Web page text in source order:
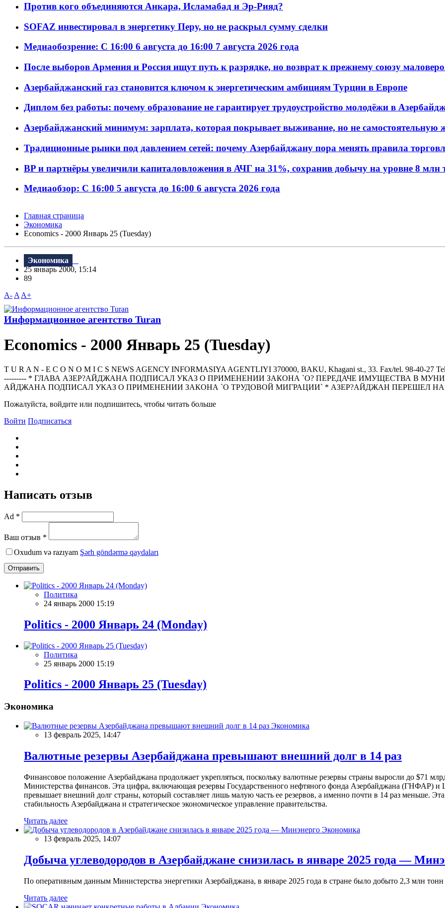
Против кого объединяются Анкара, Исламабад и Эр-Рияд?
SOFAZ инвестировал в энергетику Перу, но не раскрыл сумму сделки
Медиаобозрение: С 16:00 6 августа до 16:00 7 августа 2026 года
После выборов Армения и Россия ищут путь к разрядке, но возврат к прежнему союзу
Азербайджанский газ становится ключом к энергетическим амбициям Турции в Европе
Диплом без работы: почему образование не гарантирует трудоустройство молодёжи в
Азербайджанский минимум: зарплата, которая покрывает выживание, но не самостоятельную
Традиционные рынки под давлением сетей: почему Азербайджану пора менять правила
BP и партнёры увеличили капиталовложения в АЧГ на 31%, сохранив добычу на уровне 8 млн
Медиаобзор: С 16:00 5 августа до 16:00 6 августа 2026 года
Главная страница
Экономика
Economics - 2000 Январь 25 (Tuesday)
Экономика
25 январь 2000, 15:14
89
A- A A+
Информационное агентство Turan
Economics - 2000 Январь 25 (Tuesday)
T U R A N - E C O N O M I C S NEWS AGENCY INFORMASIYA AGENTLIYI 370000, BAKU, Khagani st., 33. Fax/tel. 98-40-27
--------- * ГЛАВА АЗЕР?АЙДЖАНА ПОДПИСАЛ УКАЗ О ПРИМЕНЕНИИ ЗАКОНА `О? ПЕРЕДАЧЕ ИМУЩЕСТВА В
АЙДЖАНА ПОДПИСАЛ УКАЗ О ПРИМЕНЕНИИ ЗАКОНА `О ТРУДОВОЙ МИГРАЦИИ` * АЗЕР?АЙДЖАН ПЕРЕШЕЛ НА
Пожалуйста, войдите или подпишитесь, чтобы читать больше
Войти Подписаться
Написать отзыв
Ad *
Ваш отзыв *
Oxudum və razıyam Şərh göndərmə qaydaları
Отправить
Политика
24 январь 2000 15:19
Politics - 2000 Январь 24 (Monday)
Политика
25 январь 2000 15:19
Politics - 2000 Январь 25 (Tuesday)
Экономика
Экономика
13 февраль 2025, 14:47
Валютные резервы Азербайджана превышают внешний долг в 14 раз
Финансовое положение Азербайджана продолжает укрепляться, поскольку валютные резервы страны выросли до $71
Министерства финансов. Эта цифра, включающая резервы Государственного нефтяного фонда Азербайджана (ГНФАР) и
превышает внешний долг страны, который составляет лишь малую часть ее резервов, а именно почти в 14 раз меньше.
стабильность Азербайджана и стратегическое экономическое управление правительства.
Читать далее
Экономика
13 февраль 2025, 14:07
Добыча углеводородов в Азербайджане снизилась в январе 2025 года —
По оперативным данным Министерства энергетики Азербайджана, в январе 2025 года в стране было добыто 2,3 млн тонн
Читать далее